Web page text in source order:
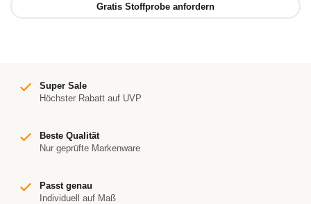
Super Sale
Höchster Rabatt auf UVP
Beste Qualität
Nur geprüfte Markenware
Passt genau
Individuell auf Maß